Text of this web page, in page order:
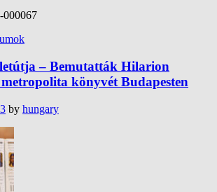
– Bemutatták Hilarion
könyvét Budapesten
by hungary